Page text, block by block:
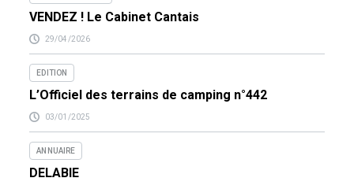
VENDEZ ! Le Cabinet Cantais
29/04/2026
EDITION
L’Officiel des terrains de camping n°442
03/01/2025
ANNUAIRE
DELABIE